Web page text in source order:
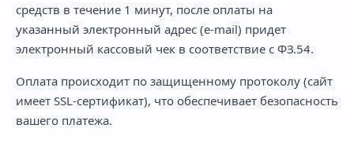
средств в течение 1 минут, после оплаты на
указанный электронный адрес (e-mail) придет
электронный кассовый чек в соответствие с ФЗ.54.
Оплата происходит по защищенному протоколу (сайт
имеет SSL-сертификат), что обеспечивает безопасность
вашего платежа.